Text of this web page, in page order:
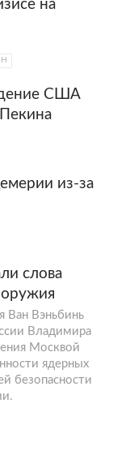
на
США
из-за
слова
Ван Вэньбинь
Владимира
Москвой
ядерных
безопасности